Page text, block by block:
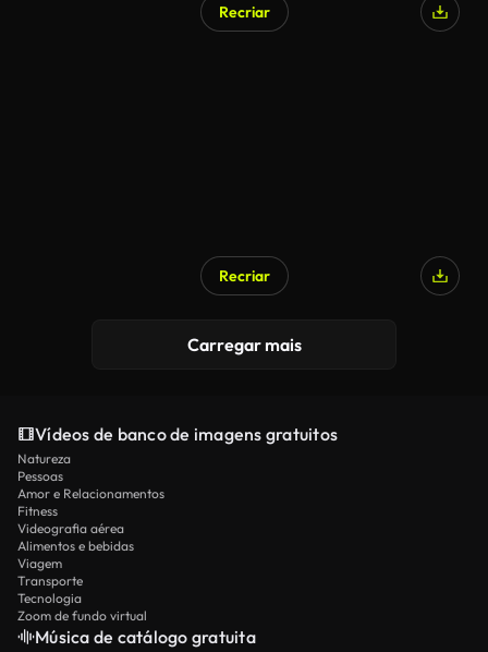
Recriar
Recriar
Carregar mais
Vídeos de banco de imagens gratuitos
Natureza
Pessoas
Amor e Relacionamentos
Fitness
Videografia aérea
Alimentos e bebidas
Viagem
Transporte
Tecnologia
Zoom de fundo virtual
Música de catálogo gratuita